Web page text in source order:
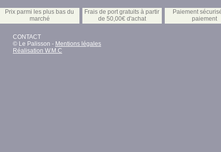
Prix parmi les plus bas du
marché
Frais de port gratuits à partir
de 50,00€ d'achat
Paiement
paiement
CONTACT
© Le Palisson - Mentions légales
Réalisation W.M.C